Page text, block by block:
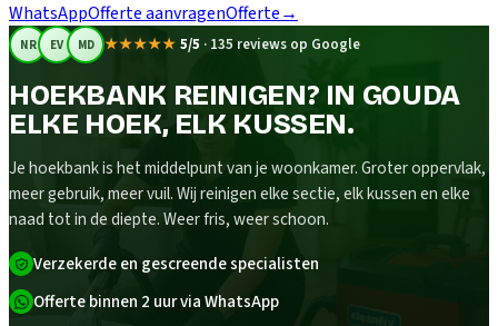
WhatsAppOfferte aanvragenOfferte→
NR EV MD ★★★★★ 5/5 · 135 reviews op Google
HOEKBANK REINIGEN? IN GOUDA
ELKE HOEK, ELK KUSSEN.
Je hoekbank is het middelpunt van je woonkamer. Groter oppervlak,
meer gebruik, meer vuil. Wij reinigen elke sectie, elk kussen en elke
naad tot in de diepte. Weer fris, weer schoon.
Verzekerde en gescreende specialisten
Offerte binnen 2 uur via WhatsApp